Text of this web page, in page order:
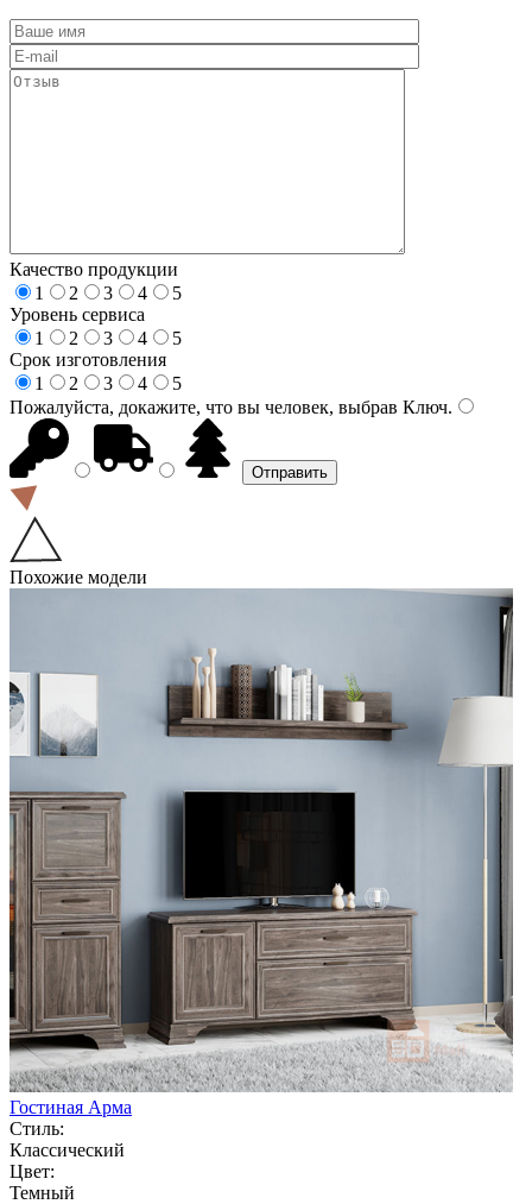
Качество продукции
1
2 3 4
5
Уровень сервиса
1
2 3 4
5
Срок изготовления
1
2 3 4
5
Пожалуйста, докажите, что вы человек, выбрав Ключ.
Похожие модели
Гостиная Арма
Стиль:
Классический
Цвет:
Темный